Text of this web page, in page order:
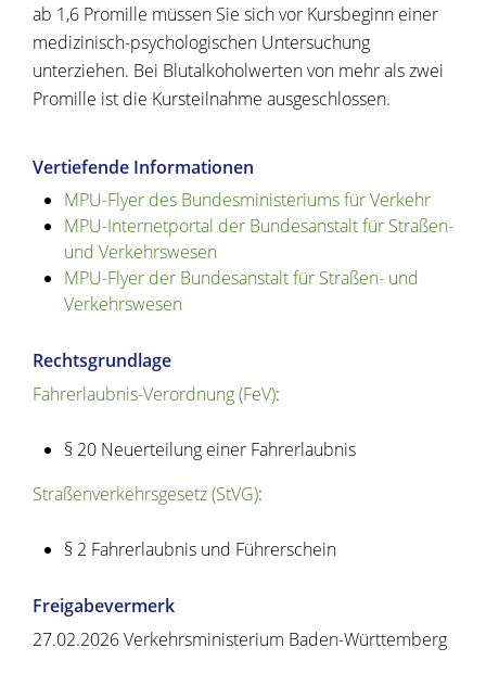
ab 1,6 Promille müssen Sie sich vor Kursbeginn einer
medizinisch-psychologischen Untersuchung
unterziehen. Bei Blutalkoholwerten von mehr als zwei
Promille ist die Kursteilnahme ausgeschlossen.
Vertiefende Informationen
MPU-Flyer des Bundesministeriums für Verkehr
MPU-Internetportal der Bundesanstalt für Straßen-
und Verkehrswesen
MPU-Flyer der Bundesanstalt für Straßen- und
Verkehrswesen
Rechtsgrundlage
Fahrerlaubnis-Verordnung (FeV):
§ 20 Neuerteilung einer Fahrerlaubnis
Straßenverkehrsgesetz (StVG):
§ 2 Fahrerlaubnis und Führerschein
Freigabevermerk
27.02.2026Verkehrsministerium Baden-Württemberg